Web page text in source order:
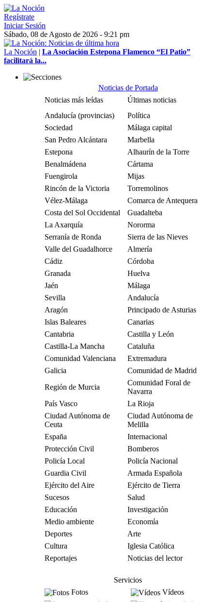
Regístrate
Iniciar Sesión
Sábado, 08 de Agosto de 2026 - 9:21 pm
La Noción | La Asociación Estepona Flamenco “El Patio”
facilitará la...
Noticias de Portada
Noticias más leídas
Últimas noticias
Andalucía (provincias)
Política
Sociedad
Málaga capital
San Pedro Alcántara
Marbella
Estepona
Alhaurín de la Torre
Benalmádena
Cártama
Fuengirola
Mijas
Rincón de la Victoria
Torremolinos
Vélez-Málaga
Comarca de Antequera
Costa del Sol Occidental
Guadalteba
La Axarquía
Nororma
Serranía de Ronda
Sierra de las Nieves
Valle del Guadalhorce
Almería
Cádiz
Córdoba
Granada
Huelva
Jaén
Málaga
Sevilla
Andalucía
Aragón
Principado de Asturias
Islas Baleares
Canarias
Cantabria
Castilla y León
Castilla-La Mancha
Cataluña
Comunidad Valenciana
Extremadura
Galicia
Comunidad de Madrid
Región de Murcia
Comunidad Foral de
Navarra
País Vasco
La Rioja
Ciudad Autónoma de
Ceuta
Ciudad Autónoma de
Melilla
España
Internacional
Protección Civil
Bomberos
Policía Local
Policía Nacional
Guardia Civil
Armada Española
Ejército del Aire
Ejército de Tierra
Sucesos
Salud
Educación
Investigación
Medio ambiente
Economía
Deportes
Arte
Cultura
Iglesia Católica
Reportajes
Noticias del lector
Servicios
Fotos
Vídeos